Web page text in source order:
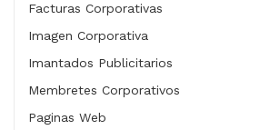
CONTÁCTENOS
Facturas Corporativas
Imagen Corporativa
Imantados Publicitarios
Membretes Corporativos
Paginas Web